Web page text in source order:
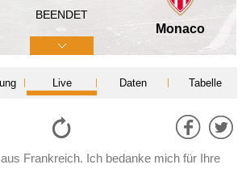
BEENDET
Monaco
Live Daten Tabelle
Frankreich. Ich bedanke mich für Ihre